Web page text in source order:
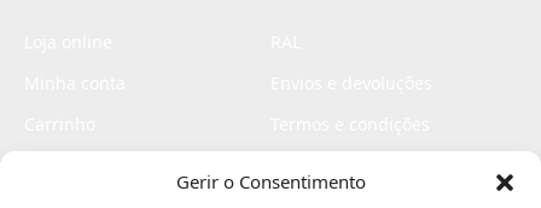
Gerir o Consentimento